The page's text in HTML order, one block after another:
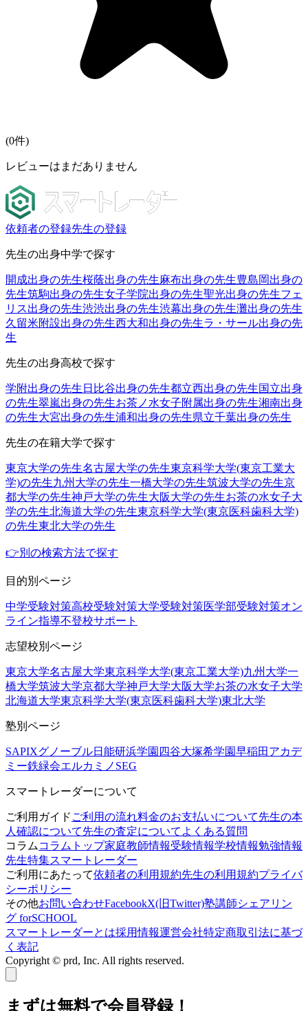
(0件)
レビューはまだありません
依頼者の登録先生の登録
先生の出身中学で探す
開成出身の先生桜蔭出身の先生麻布出身の先生豊島岡出身の
先生筑駒出身の先生女子学院出身の先生聖光出身の先生フェ
リス出身の先生渋渋出身の先生渋幕出身の先生灘出身の先生
久留米附設出身の先生西大和出身の先生ラ・サール出身の先
生
先生の出身高校で探す
学附出身の先生 日比谷出身の先生都立西出身の先生国立出身
の先生翠嵐出身の先生お茶ノ水女子附属出身の先生湘南出身
の先生大宮出身の先生浦和出身の先生県立千葉出身の先生
先生の在籍大学で探す
東京大学の先生名古屋大学の先生東京科学大学(東京工業大
学)の先生九州大学の先生一橋大学の先生筑波大学の先生京
都大学の先生神戸大学の先生大阪大学の先生お茶の水女子大
学の先生北海道大学の先生東京科学大学(東京医科歯科大学)
の先生東北大学の先生
👉別の検索方法で探す
目的別ページ
中学受験対策高校受験対策大学受験対策医学部受験対策オン
ライン指導不登校サポート
志望校別ページ
東京大学名古屋大学東京科学大学(東京工業大学)九州大学一
橋大学筑波大学京都大学神戸大学大阪大学お茶の水女子大学
北海道大学東京科学大学(東京医科歯科大学)東北大学
塾別ページ
SAPIXグノーブル日能研浜学園 四谷大塚希学園早稲田アカデ
ミー鉄緑会エルカミノ SEG
スマートレーダーについて
ご利用ガイド ご利用の流れ料金のお支払いについて先生の本
人確認について先生の査定について よくある質問
コラム コラムトップ家庭教師情報受験情報学校情報勉強情報
先生特集スマートレーダー
ご利用にあたって依頼者の利用規約先生の利用規約プライバ
シーポリシー
その他お問い合わせFacebookX(旧Twitter)塾講師シェアリン
グ forSCHOOL
スマートレーダーとは採用情報運営会社特定商取引法に基づ
く表記
Copyright © prd, Inc. All rights reserved.
まずは無料で会員登録！